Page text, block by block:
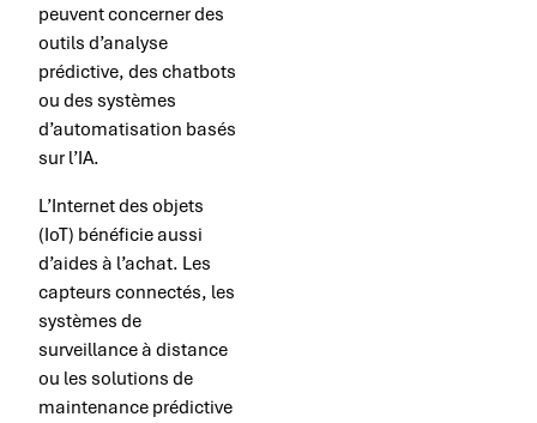
peuvent concerner des
outils d’analyse
prédictive, des chatbots
ou des systèmes
d’automatisation basés
sur l’IA.
L’Internet des objets
(IoT) bénéficie aussi
d’aides à l’achat. Les
capteurs connectés, les
systèmes de
surveillance à distance
ou les solutions de
maintenance prédictive